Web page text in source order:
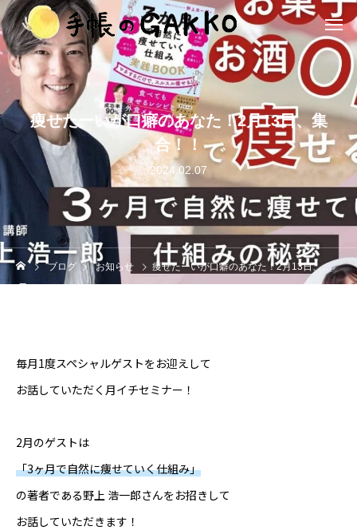
痩せたーいが口癖のあなた！2月13日、集
合！！
2024.02.07
ブログ お知らせ 痩せたーいが口癖のあなた！2月13日、集合！！
毎月1度スペシャルゲストをお迎えして
お話していただく月イチセミナー！
2月のゲストは
「3ヶ月で自然に痩せていく仕組み」
の著者である野上 浩一郎さんをお招きして
お話していただきます！